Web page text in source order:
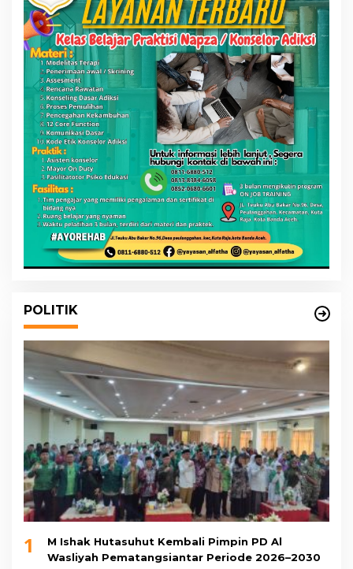
POLITIK
1
M Ishak Hutasuhut Kembali Pimpin PD Al
Wasliyah Pematangsiantar Periode 2026–2030